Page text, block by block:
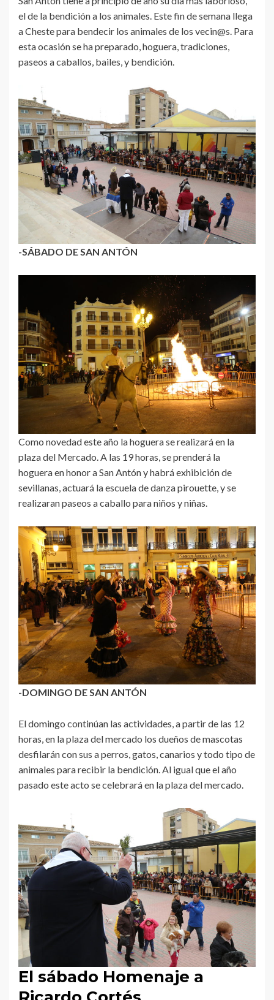
el de la bendición a los animales. Este fin de semana llega
a Cheste para bendecir los animales de los vecin@s. Para
esta ocasión se ha preparado, hoguera, tradiciones,
paseos a caballos, bailes, y bendición.
-SÁBADO DE SAN ANTÓN
Como novedad este año la hoguera se realizará en la
plaza del Mercado. A las 19 horas, se prenderá la
hoguera en honor a San Antón y habrá exhibición de
sevillanas, actuará la escuela de danza pirouette, y se
realizaran paseos a caballo para niños y niñas.
-DOMINGO DE SAN ANTÓN
El domingo continúan las actividades, a partir de las 12
horas, en la plaza del mercado los dueños de mascotas
desfilarán con sus a perros, gatos, canarios y todo tipo de
animales para recibir la bendición. Al igual que el año
pasado este acto se celebrará en la plaza del mercado.
El sábado Homenaje a